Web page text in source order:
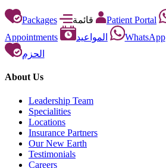
Packages Patient Portal
Appointments
المواعيد WhatsApp
الحزم
About Us
Leadership Team
Specialities
Locations
Insurance Partners
Our New Earth
Testimonials
Careers